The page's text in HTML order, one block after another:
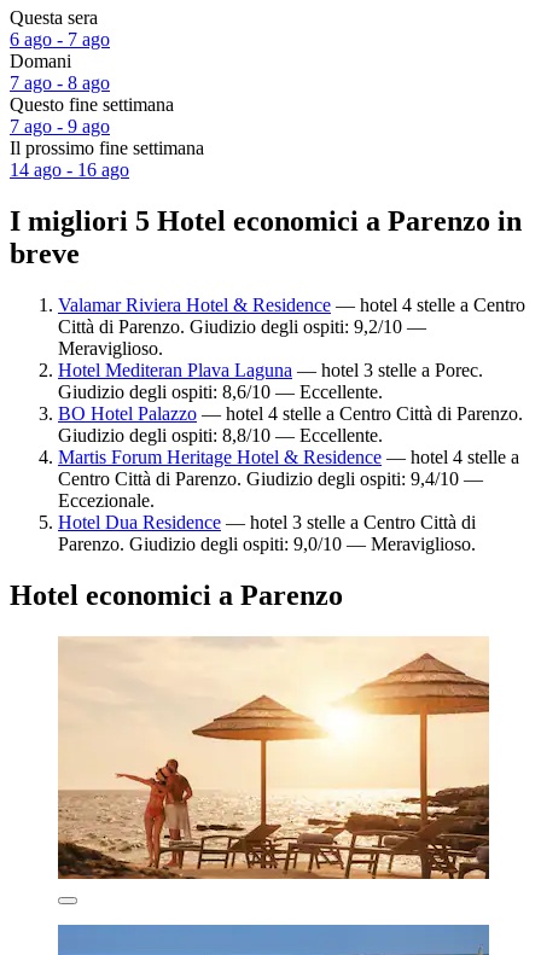
Questa sera
6 ago - 7 ago
Domani
7 ago - 8 ago
Questo fine settimana
7 ago - 9 ago
Il prossimo fine settimana
14 ago - 16 ago
I migliori 5 Hotel economici a Parenzo in
breve
Valamar Riviera Hotel & Residence — hotel 4 stelle a Centro
Città di Parenzo. Giudizio degli ospiti: 9,2/10 —
Meraviglioso.
Hotel Mediteran Plava Laguna — hotel 3 stelle a Porec.
Giudizio degli ospiti: 8,6/10 — Eccellente.
BO Hotel Palazzo — hotel 4 stelle a Centro Città di Parenzo.
Giudizio degli ospiti: 8,8/10 — Eccellente.
Martis Forum Heritage Hotel & Residence — hotel 4 stelle a
Centro Città di Parenzo. Giudizio degli ospiti: 9,4/10 —
Eccezionale.
Hotel Dua Residence — hotel 3 stelle a Centro Città di
Parenzo. Giudizio degli ospiti: 9,0/10 — Meraviglioso.
Hotel economici a Parenzo